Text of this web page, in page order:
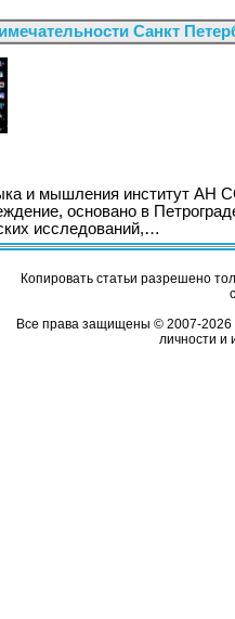
Санкт
и мышления институт АН
основано в
исследований,…
Копировать статьи разрешено
Все права защищены © 2007-2026
личности и